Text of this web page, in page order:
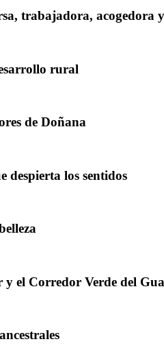
trabajadora, acogedora
rural
de Doñana
despierta los sentidos
y el Corredor Verde del